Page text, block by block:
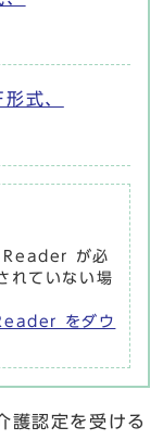
式、
Reader が必
れていない場
をダウ
護認定を受ける